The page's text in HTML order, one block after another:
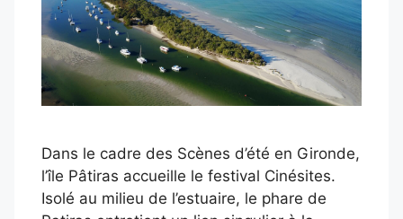
Dans le cadre des Scènes d’été en Gironde,
l’île Pâtiras accueille le festival Cinésites.
Isolé au milieu de l’estuaire, le phare de